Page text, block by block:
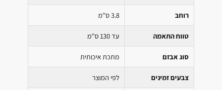
רוחב 3.8 ס"מ
טווח התאמה עד 130 ס"מ
סוג אבזם מתכת איכותית
צבעים זמינים לפי המוצר